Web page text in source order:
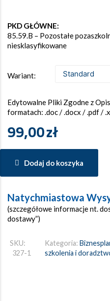
PKD GŁÓWNE:
85.59.B – Pozostałe
niesklasyfikowane
Wariant:
Edytowalne Pliki Zgodne z
formatach: .doc / .docx / .pdf /
99,00zł
Dodaj do koszyka
Natychmiastowa
(szczegółowe informacje nt.
dostawy”)
SKU:
327-1
Kategoria:
szkolenia i